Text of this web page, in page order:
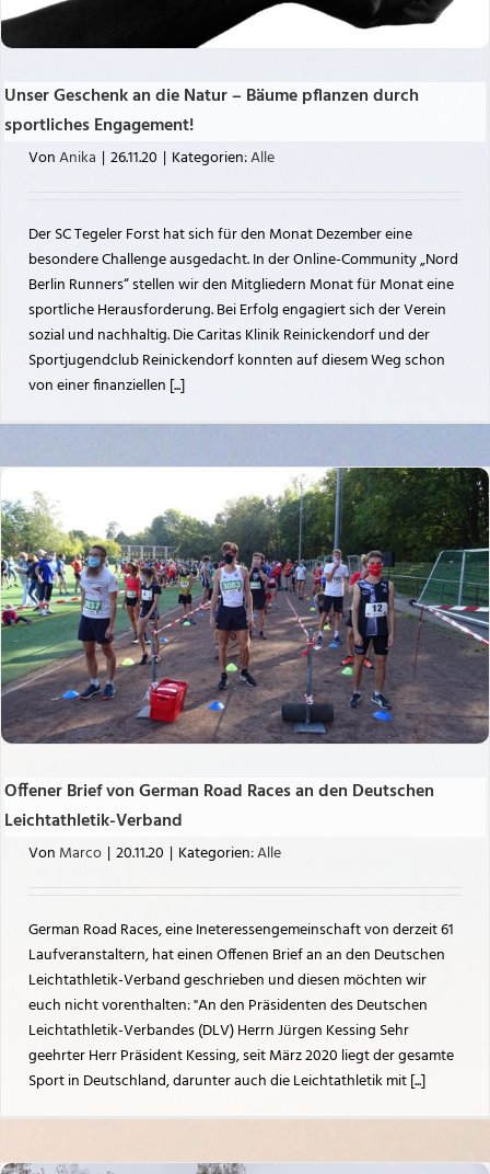
Unser Geschenk an die Natur – Bäume pflanzen durch
sportliches Engagement!
VonAnika | 26.11.20 | Kategorien:Alle
Der SC Tegeler Forst hat sich für den Monat Dezember eine
besondere Challenge ausgedacht. In der Online-Community „Nord
Berlin Runners“ stellen wir den Mitgliedern Monat für Monat eine
sportliche Herausforderung. Bei Erfolg engagiert sich der Verein
sozial und nachhaltig. Die Caritas Klinik Reinickendorf und der
Sportjugendclub Reinickendorf konnten auf diesem Weg schon
von einer finanziellen [...]
Offener Brief von German Road Races an den Deutschen
Leichtathletik-Verband
Von Marco | 20.11.20 | Kategorien:Alle
German Road Races, eine Ineteressengemeinschaft von derzeit 61
Laufveranstaltern, hat einen Offenen Brief an an den Deutschen
Leichtathletik-Verband geschrieben und diesen möchten wir
euch nicht vorenthalten: "An den Präsidenten des Deutschen
Leichtathletik-Verbandes (DLV) Herrn Jürgen Kessing Sehr
geehrter Herr Präsident Kessing, seit März 2020 liegt der gesamte
Sport in Deutschland, darunter auch die Leichtathletik mit [...]